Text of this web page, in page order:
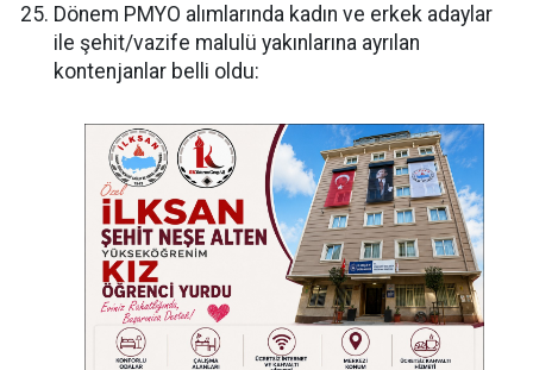
Dönem PMYO alımlarında kadın ve erkek adaylar
ile şehit/vazife malulü yakınlarına ayrılan
kontenjanlar belli oldu: